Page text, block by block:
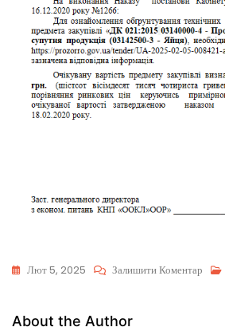
Лют 5, 2025 Залишити Коментар
About the Author